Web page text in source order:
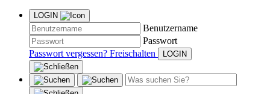
LOGIN
Benutzername
Passwort
Passwort vergessen? Freischalten